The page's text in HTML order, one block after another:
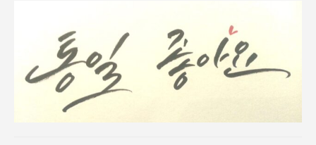
이홍원 작가, 생활문화상품 4종 판매
통일 지향 2국가론: 한반도 평화의 새로운 길
강산건설 박재윤 강제추행 사건, 무엇이 문제인가?